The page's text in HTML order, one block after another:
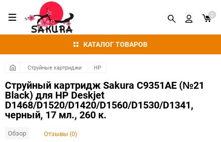
КАТАЛОГ ТОВАРОВ
0
Струйные картриджи HP
Струйный картридж Sakura C9351AE (№21
Black) для HP Deskjet
D1468/D1520/D1420/D1560/D1530/D1341,
черный, 17 мл., 260 к.
Обзор Отзывы (0)